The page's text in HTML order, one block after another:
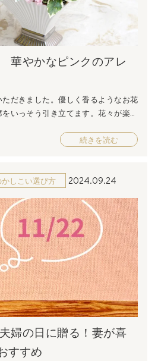
婦の日」をより一層華やかにしてく
工夫を加えることで、より思い出に
ます。以下に、お花と一緒に贈るア
ージカードを添えることで、パート
えることができます。手書きのメッ
しょう。 スイーツやワイン
緒に贈る 夫
レームに入れて、お花と一緒に贈る
人の大切な瞬間を形に残し、思い出
memoire-メモ
は、パートナーへの感謝や愛情を表
の記事では、お花の選び方やおすす
ました。今年の「いい夫婦の日」に
、夫婦の絆をさらに深める一日にし
えることができるはずです。 ↓↓い
集はこちら！！↓↓
が常時２００種類以上！ フルー
す。特に白いユリは「純潔」や「尊
の尊重や長い関係を象徴するお花とし
め、特別な日をより華やかに演出し
円（税込）愛と感謝を伝える12本のバ
りやすいボックスフラワーにしまし
モンドローズ。ダイヤピックとかす
」とは？大輪の薔薇を彩るラメはダ
いつまでも一緒にいてください」と
は12本のバラを恋人に贈ると幸せにな
あります。それぞれのバラには1本ず
信頼、希望、愛情、情熱、真実、尊
う特別な意味が込められており、プ
のプレゼントとして大変人気があり
えるタイミングは様々、記念日、結
婦の日、クリスマス、バレンタイン
度でも美しいバラを贈ってみません
に飾れば素敵なインテリアフラワー
のポイント 相手
にこだわるのも良いですが、相手が
華やかなピンクのアレ
だきました。優しく香るようなお花
いっそう引き立てます。花々が楽し
。その場をぱっと明るくしてくれるよ
続きを読む
しこい選び方 2024.09.24
婦の日に贈る！妻が喜
すすめ